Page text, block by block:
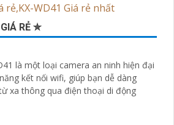
RẺ ✮
là một loại camera an ninh hiện đại
kết nối wifi, giúp bạn dễ dàng
xa thông qua điện thoại di động